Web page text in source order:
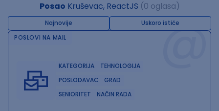
Posao Kruševac, ReactJS (0 oglasa)
Najnovije Uskoro ističe@
POSLOVI NA MAIL
KATEGORIJA
TEHNOLOGIJA
POSLODAVAC
GRAD
SENIORITET
NAČIN RADA